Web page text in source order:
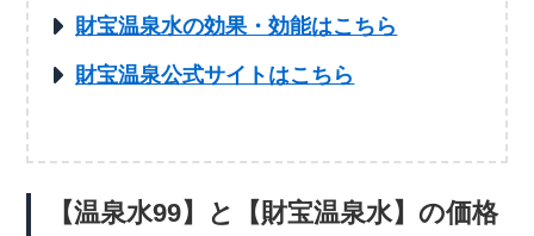
財宝温泉水の効果・効能はこちら
財宝温泉公式サイトはこちら
【温泉水99】と【財宝温泉水】の価格